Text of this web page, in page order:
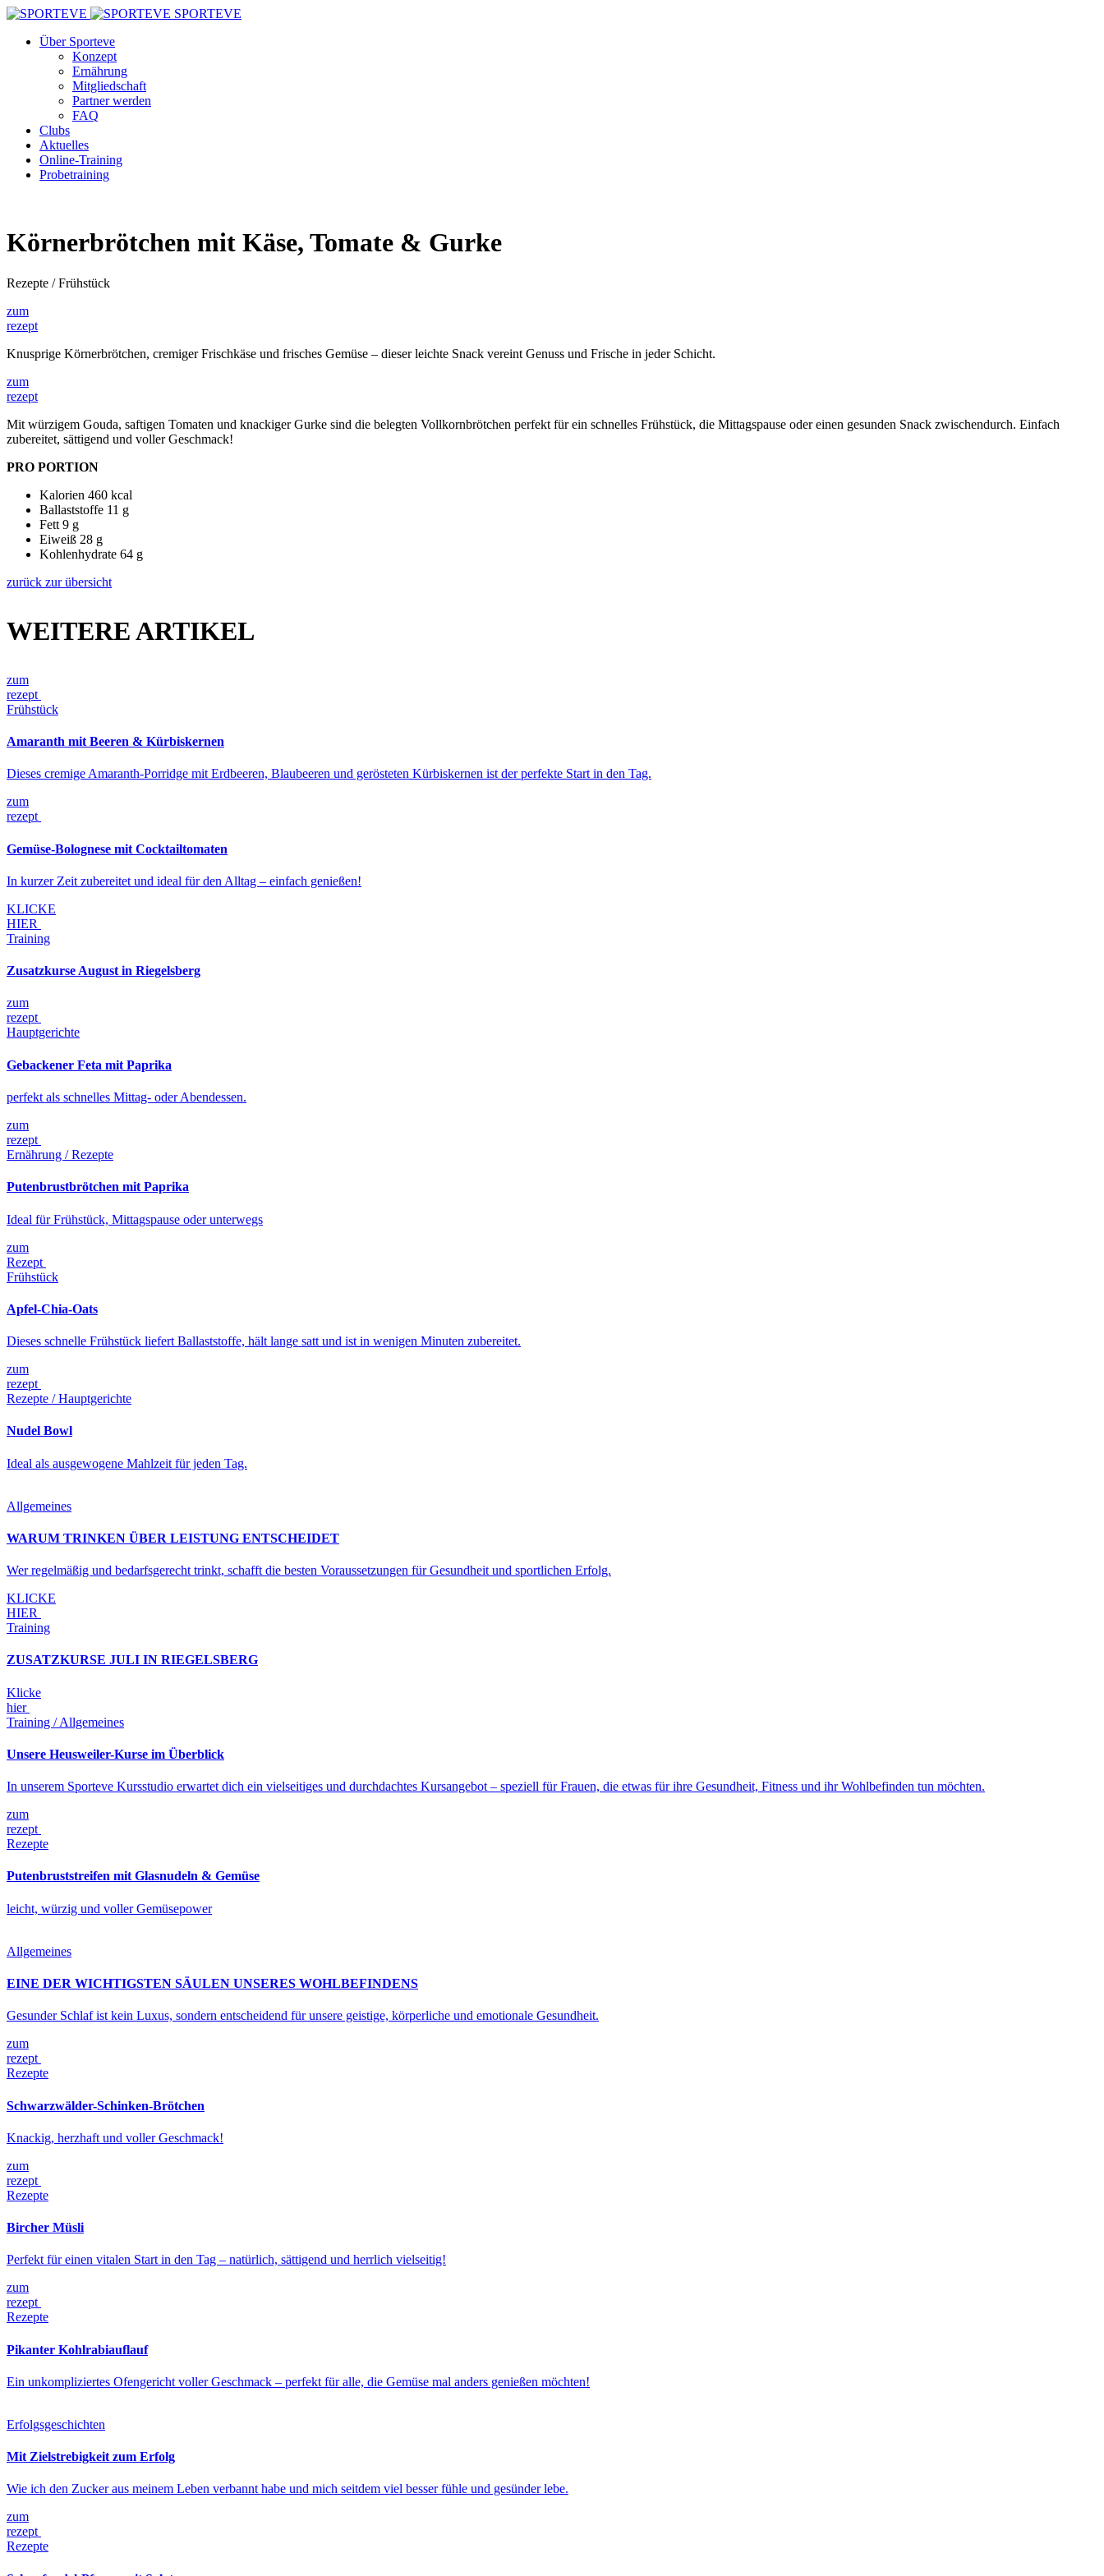
SPORTEVE
Über Sporteve
Konzept
Ernährung
Mitgliedschaft
Partner werden
FAQ
Clubs
Aktuelles
Online-Training
Probetraining
Körnerbrötchen mit Käse, Tomate & Gurke
Rezepte / Frühstück
zum
rezept
Knusprige Körnerbrötchen, cremiger Frischkäse und frisches Gemüse – dieser leichte Snack vereint Genuss und Frische in jeder Schicht.
zum
rezept
Mit würzigem Gouda, saftigen Tomaten und knackiger Gurke sind die belegten Vollkornbrötchen perfekt für ein schnelles Frühstück, die Mittagspause oder einen gesunden Snack zwischendurch. Einfach
zubereitet, sättigend und voller Geschmack!
PRO PORTION
Kalorien 460 kcal
Ballaststoffe 11 g
Fett 9 g
Eiweiß 28 g
Kohlenhydrate 64 g
zurück zur übersicht
WEITERE ARTIKEL
zum
rezept
Frühstück
Amaranth mit Beeren & Kürbiskernen
Dieses cremige Amaranth-Porridge mit Erdbeeren, Blaubeeren und gerösteten Kürbiskernen ist der perfekte Start in den Tag.
zum
rezept
Gemüse-Bolognese mit Cocktailtomaten
In kurzer Zeit zubereitet und ideal für den Alltag – einfach genießen!
KLICKE
HIER
Training
Zusatzkurse August in Riegelsberg
zum
rezept
Hauptgerichte
Gebackener Feta mit Paprika
perfekt als schnelles Mittag- oder Abendessen.
zum
rezept
Ernährung / Rezepte
Putenbrustbrötchen mit Paprika
Ideal für Frühstück, Mittagspause oder unterwegs
zum
Rezept
Frühstück
Apfel-Chia-Oats
Dieses schnelle Frühstück liefert Ballaststoffe, hält lange satt und ist in wenigen Minuten zubereitet.
zum
rezept
Rezepte / Hauptgerichte
Nudel Bowl
Ideal als ausgewogene Mahlzeit für jeden Tag.
Allgemeines
WARUM TRINKEN ÜBER LEISTUNG ENTSCHEIDET
Wer regelmäßig und bedarfsgerecht trinkt, schafft die besten Voraussetzungen für Gesundheit und sportlichen Erfolg.
KLICKE
HIER
Training
ZUSATZKURSE JULI IN RIEGELSBERG
Klicke
hier
Training / Allgemeines
Unsere Heusweiler-Kurse im Überblick
In unserem Sporteve Kursstudio erwartet dich ein vielseitiges und durchdachtes Kursangebot – speziell für Frauen, die etwas für ihre Gesundheit, Fitness und ihr Wohlbefinden tun möchten.
zum
rezept
Rezepte
Putenbruststreifen mit Glasnudeln & Gemüse
leicht, würzig und voller Gemüsepower
Allgemeines
EINE DER WICHTIGSTEN SÄULEN UNSERES WOHLBEFINDENS
Gesunder Schlaf ist kein Luxus, sondern entscheidend für unsere geistige, körperliche und emotionale Gesundheit.
zum
rezept
Rezepte
Schwarzwälder-Schinken-Brötchen
Knackig, herzhaft und voller Geschmack!
zum
rezept
Rezepte
Bircher Müsli
Perfekt für einen vitalen Start in den Tag – natürlich, sättigend und herrlich vielseitig!
zum
rezept
Rezepte
Pikanter Kohlrabiauflauf
Ein unkompliziertes Ofengericht voller Geschmack – perfekt für alle, die Gemüse mal anders genießen möchten!
Erfolgsgeschichten
Mit Zielstrebigkeit zum Erfolg
Wie ich den Zucker aus meinem Leben verbannt habe und mich seitdem viel besser fühle und gesünder lebe.
zum
rezept
Rezepte